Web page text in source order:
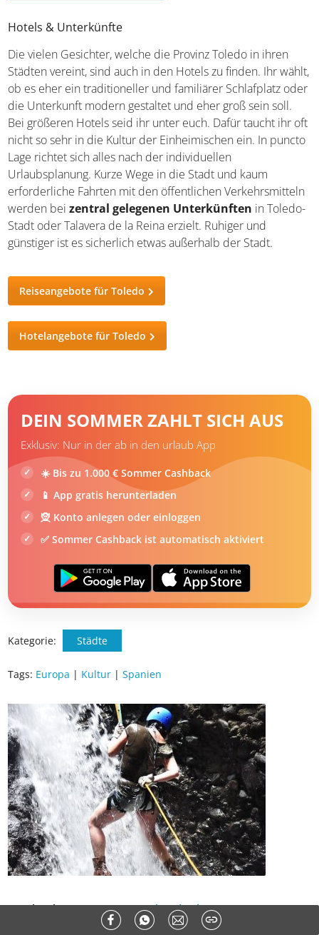
Leitungswasser im Urlaub
Hotels & Unterkünfte
Die vielen Gesichter, welche die Provinz Toledo in ihren
Städten vereint, sind auch in den Hotels zu finden. Ihr
wählt, ob es eher ein traditioneller und familiärer
Schlafplatz oder die Unterkunft modern gestaltet und
eher groß sein soll. Bei größeren Hotels seid ihr unter
euch. Dafür taucht ihr oft nicht so sehr in die Kultur der
Einheimischen ein. In puncto Lage richtet sich alles nach
der individuellen Urlaubsplanung. Kurze Wege in die
öffentlichen Verkehrsmitteln werden bei
gelegenen Unterkünften in Toledo-Stadt oder Talavera
de la Reina erzielt. Ruhiger und günstiger ist es sicherlich
etwas außerhalb der Stadt.
Hotelangebote für Toledo
DEIN SOMMER ZAHLT SICH AUS
Exklusiv: Nur in der ab in den urlaub App
📱 App gratis herunterladen
🧝 Konto anlegen oder einloggen
Kategorie: Städte
Tags:Europa |Kultur|Spanien